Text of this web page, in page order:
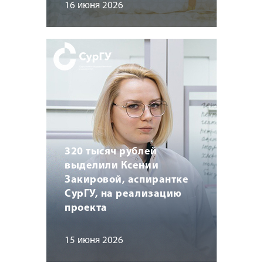
16 июня 2026
320 тысяч рублей
выделили Ксении
Закировой, аспирантке
СурГУ, на реализацию
проекта
15 июня 2026